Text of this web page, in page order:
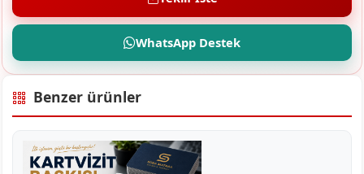
WhatsApp Destek
Benzer ürünler